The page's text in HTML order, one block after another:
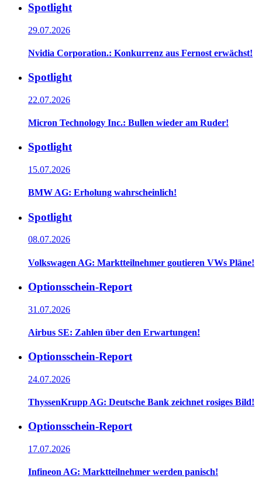
Spotlight
29.07.2026
Nvidia Corporation.: Konkurrenz aus Fernost erwächst!
Spotlight
22.07.2026
Micron Technology Inc.: Bullen wieder am Ruder!
Spotlight
15.07.2026
BMW AG: Erholung wahrscheinlich!
Spotlight
08.07.2026
Volkswagen AG: Marktteilnehmer goutieren VWs Pläne!
Optionsschein-Report
31.07.2026
Airbus SE: Zahlen über den Erwartungen!
Optionsschein-Report
24.07.2026
ThyssenKrupp AG: Deutsche Bank zeichnet rosiges Bild!
Optionsschein-Report
17.07.2026
Infineon AG: Marktteilnehmer werden panisch!